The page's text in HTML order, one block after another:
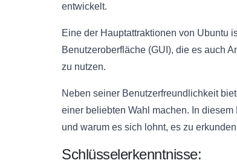
entwickelt.
Eine der Hauptattraktionen von Ubuntu
Benutzeroberfläche (GUI), die es auch
zu nutzen.
Neben seiner Benutzerfreundlichkeit
einer beliebten Wahl machen. In
und warum es sich lohnt, es zu
Schlüsselerkenntnisse: